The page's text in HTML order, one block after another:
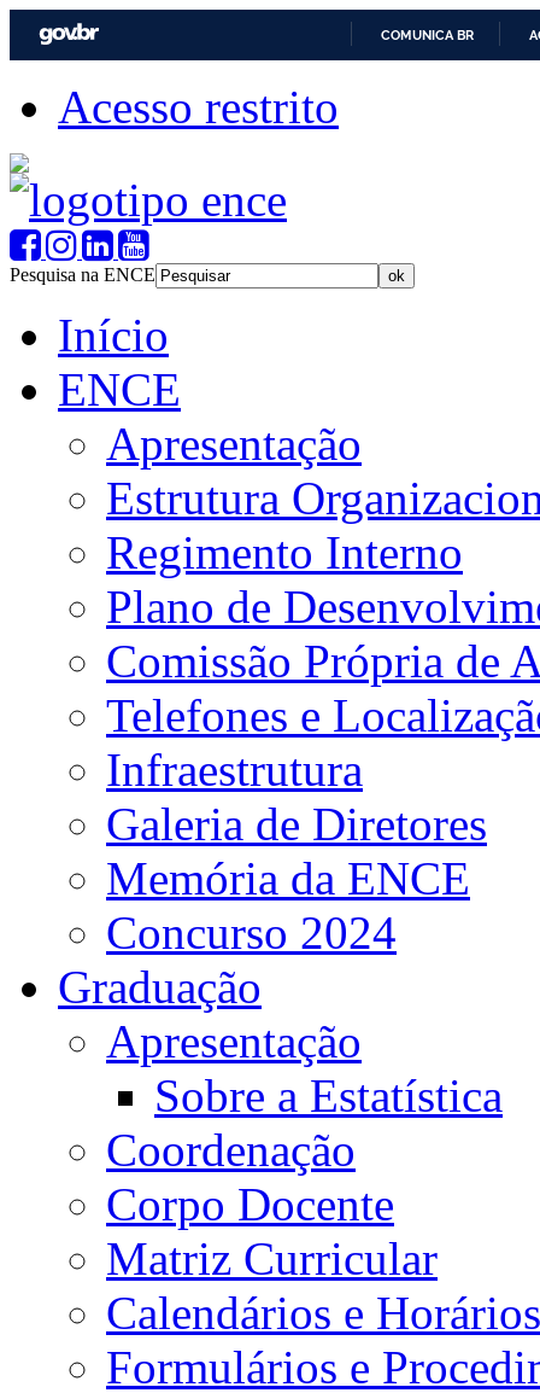
COMUNICA BR
Acesso restrito
Pesquisa na ENCE
Início
ENCE
Apresentação
Estrutura
Regimento Interno
Plano de
Comissão Própria de
Telefones e
Infraestrutura
Galeria de Diretores
Memória da ENCE
Concurso 2024
Graduação
Apresentação
Sobre a Estatística
Coordenação
Corpo Docente
Matriz Curricular
Calendários e Horários
Formulários e